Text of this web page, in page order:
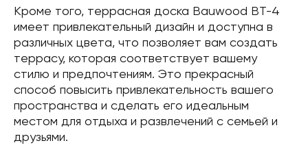
Кроме того, террасная доска Bauwood BT-4
имеет привлекательный дизайн и доступна в
различных цвета, что позволяет вам создать
террасу, которая соответствует вашему
стилю и предпочтениям. Это прекрасный
способ повысить привлекательность вашего
пространства и сделать его идеальным
местом для отдыха и развлечений с семьей и
друзьями.